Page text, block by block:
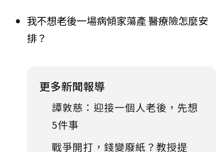
我不想老後一場病傾家蕩產 醫療險怎麼安
排？
更多新聞報導
譚敦慈：迎接一個人老後，先想
5件事
戰爭開打，錢變廢紙？教授提